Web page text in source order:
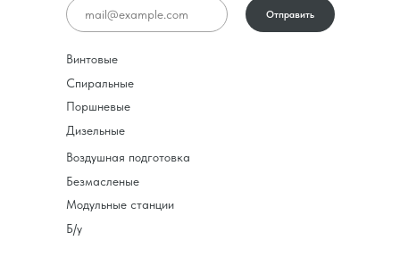
Винтовые
Спиральные
Поршневые
Дизельные
Воздушная подготовка
Безмасленые
Модульные станции
Б/у
Отправить